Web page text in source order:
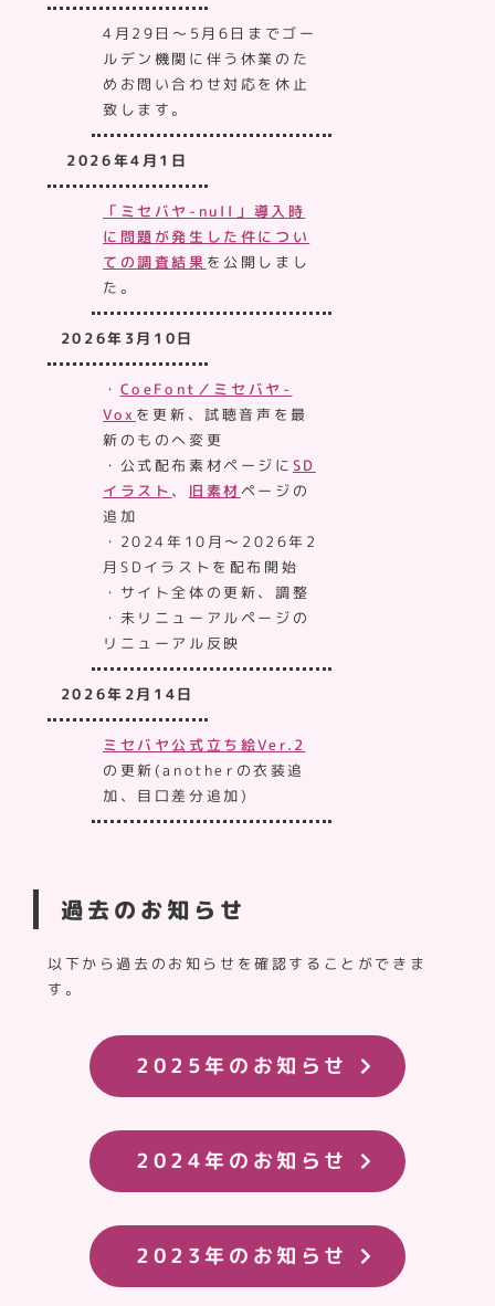
4月29日～5月6日までゴー
ルデン機関に伴う休業のた
めお問い合わせ対応を休止
致します。
2026年4月1日
「ミセバヤ-null」導入時
に問題が発生した件につい
ての調査結果 を公開しまし
た。
2026年3月10日
・ CoeFont／ミセバヤ-
Vox を更新、試聴音声を最
新のものへ変更
・公式配布素材ページに SD
イラスト 、 旧素材ページの
追加
・2024年10月～2026年2
月SDイラストを配布開始
・サイト全体の更新、調整
・未リニューアルページの
リニューアル反映
2026年2月14日
ミセバヤ公式立ち絵Ver.2
の更新(anotherの衣装追
加、目口差分追加)
過去のお知らせ
以下から過去のお知らせを確認することができま
す。
2025年のお知らせ
2024年のお知らせ
2023年のお知らせ